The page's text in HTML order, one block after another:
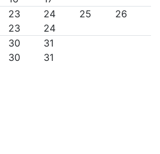
23
23
24
24
25 26
30
30
31
31